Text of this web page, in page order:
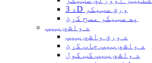
د 3D ورق سټیکر
په سټیکر مسح کړئ
د واشي ټیپ
د ورق واشي ټیپ
د واشي ټیپ چاپ کړئ
د واشي ټیپ کټ کول